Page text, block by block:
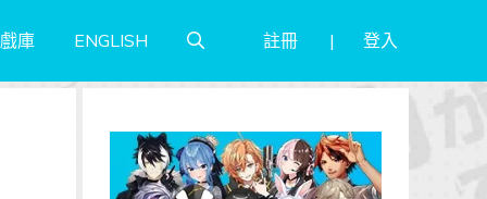
庫 ENGLISH 註冊 登入